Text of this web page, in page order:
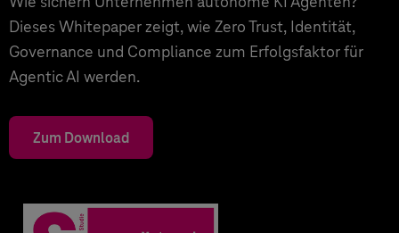
Dieses Whitepaper zeigt, wie Zero Trust, Identität,
Governance und Compliance zum Erfolgsfaktor für
Agentic AI werden.
Zum Download